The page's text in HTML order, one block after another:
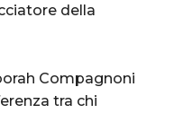
della
Compagnoni
tra chi